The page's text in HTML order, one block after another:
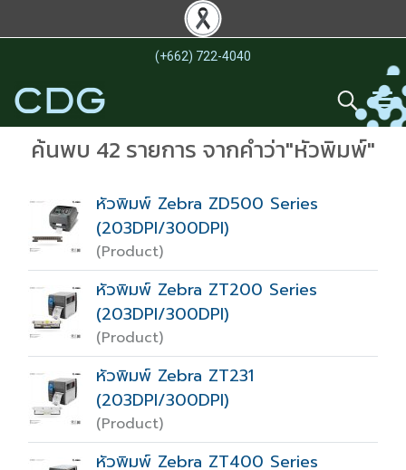
(+662) 722-4040
ค้นพบ 42 รายการ จากคำว่า"หัวพิมพ์"
หัวพิมพ์ Zebra ZD500 Series
(203DPI/300DPI)
(Product)
หัวพิมพ์ Zebra ZT200 Series
(203DPI/300DPI)
(Product)
หัวพิมพ์ Zebra ZT231
(203DPI/300DPI)
(Product)
หัวพิมพ์ Zebra ZT400 Series